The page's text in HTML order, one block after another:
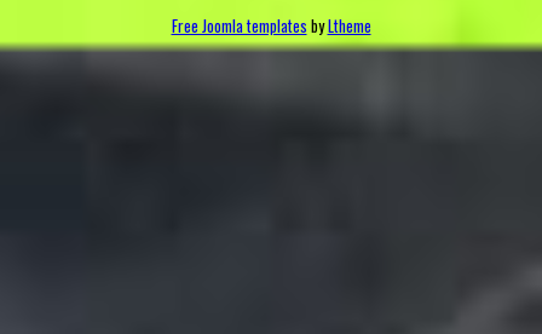
Free Joomla templates byLtheme